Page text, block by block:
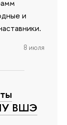
и
8 июля
ВШЭ